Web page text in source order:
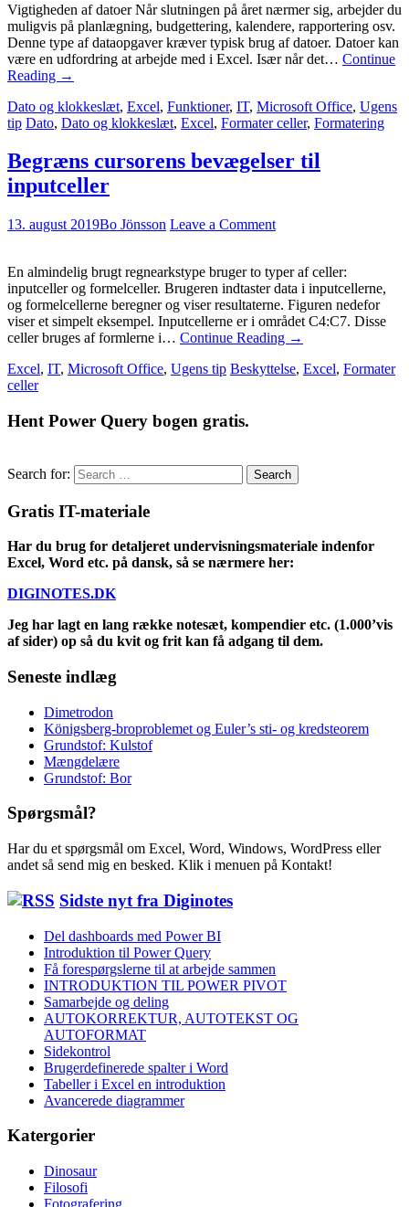
Vigtigheden af datoer Når slutningen på året nærmer sig, arbejder du
muligvis på planlægning, budgettering, kalendere, rapportering osv.
Denne type af dataopgaver kræver typisk brug af datoer. Datoer kan
være en udfordring at arbejde med i Excel. Især når det… Continue
Reading →
Dato og klokkeslæt, Excel, Funktioner, IT, Microsoft Office, Ugens
tip Dato, Dato og klokkeslæt, Excel, Formater celler, Formatering
Begræns cursorens bevægelser til
inputceller
13. august 2019Bo Jönsson Leave a Comment
En almindelig brugt regnearkstype bruger to typer af celler:
inputceller og formelceller. Brugeren indtaster data i inputcellerne,
og formelcellerne beregner og viser resultaterne. Figuren nedefor
viser et simpelt eksempel. Inputcellerne er i området C4:C7. Disse
celler bruges af formlerne i… Continue Reading →
Excel, IT, Microsoft Office, Ugens tip Beskyttelse, Excel, Formater
celler
Hent Power Query bogen gratis.
Search for:
Gratis IT-materiale
Har du brug for detaljeret undervisningsmateriale indenfor
Excel, Word etc. på dansk, så se nærmere her:
DIGINOTES.DK
Jeg har lagt en lang række notesæt, kompendier etc. (1.000’vis
af sider) op så du kvit og frit kan få adgang til dem.
Seneste indlæg
Dimetrodon
Königsberg-broproblemet og Euler’s sti- og kredsteorem
Grundstof: Kulstof
Mængdelære
Grundstof: Bor
Spørgsmål?
Har du et spørgsmål om Excel, Word, Windows, WordPress eller
andet så send mig en besked. Klik i menuen på Kontakt!
Sidste nyt fra Diginotes
Del dashboards med Power BI
Introduktion til Power Query
Få forespørgslerne til at arbejde sammen
INTRODUKTION TIL POWER PIVOT
Samarbejde og deling
AUTOKORREKTUR, AUTOTEKST OG
AUTOFORMAT
Sidekontrol
Brugerdefinerede spalter i Word
Tabeller i Excel en introduktion
Avancerede diagrammer
Katergorier
Dinosaur
Filosofi
Fotografering